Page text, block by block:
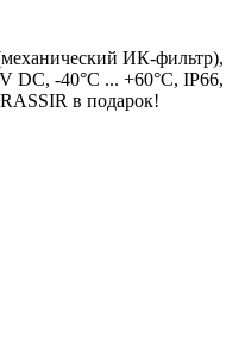
ИК-фильтр),
DC, -40°C ... +60°C, IP66,
в подарок!